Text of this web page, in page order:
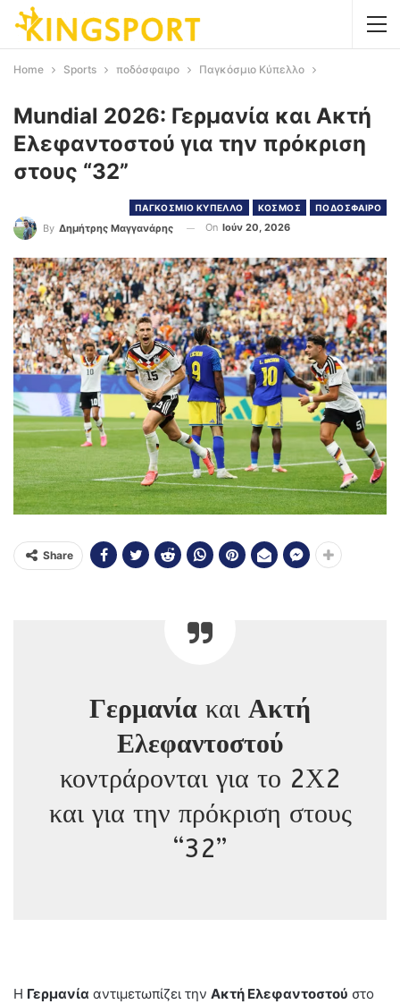
Home Sports ποδόσφαιρο Παγκόσμιο Κύπελλο
Mundial 2026: Γερμανία και Ακτή
Ελεφαντοστού για την πρόκριση
στους “32”
ΠΑΓΚΟΣΜΙΟ ΚΥΠΕΛΛΟ ΚΟΣΜΟΣ ΠΟΔΟΣΦΑΙΡΟ
By Δημήτρης Μαγγανάρης On Ιούν 20, 2026
Share
Γερμανία και Ακτή
Ελεφαντοστού
κοντράρονται για το 2Χ2
και για την πρόκριση στους
“32”
Η Γερμανία αντιμετωπίζει την Ακτή Ελεφαντοστού στο